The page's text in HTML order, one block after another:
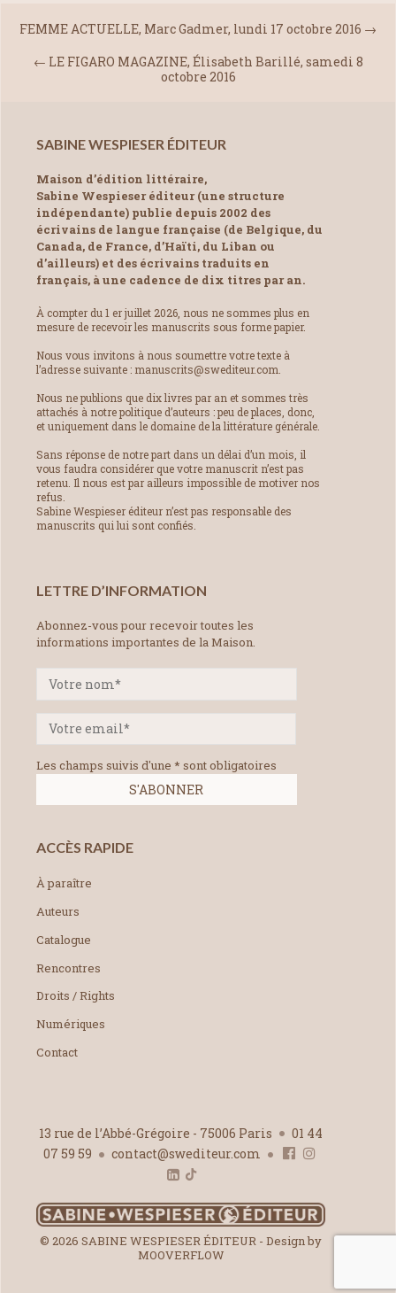
FEMME ACTUELLE, Marc Gadmer, lundi 17 octobre 2016 →
← LE FIGARO MAGAZINE, Élisabeth Barillé, samedi 8
octobre 2016
SABINE WESPIESER ÉDITEUR
Maison d’édition littéraire,
Sabine Wespieser éditeur (une structure
indépendante) publie depuis 2002 des
écrivains de langue française (de Belgique, du
Canada, de France, d’Haïti, du Liban ou
d’ailleurs) et des écrivains traduits en
français, à une cadence de dix titres par an.
À compter du 1 er juillet 2026, nous ne sommes plus en
mesure de recevoir les manuscrits sous forme papier.
Nous vous invitons à nous soumettre votre texte à
l’adresse suivante : manuscrits@swediteur.com.
Nous ne publions que dix livres par an et sommes très
attachés à notre politique d’auteurs : peu de places, donc,
et uniquement dans le domaine de la littérature générale.
Sans réponse de notre part dans un délai d’un mois, il
vous faudra considérer que votre manuscrit n’est pas
retenu. Il nous est par ailleurs impossible de motiver nos
refus.
Sabine Wespieser éditeur n’est pas responsable des
manuscrits qui lui sont confiés.
LETTRE D’INFORMATION
Abonnez-vous pour recevoir toutes les
informations importantes de la Maison.
Les champs suivis d'une * sont obligatoires
ACCÈS RAPIDE
À paraître
Auteurs
Catalogue
Rencontres
Droits / Rights
Numériques
Contact
13 rue de l’Abbé-Grégoire - 75006 Paris
01 44
07 59 59
contact@swediteur.com
© 2026 SABINE WESPIESER ÉDITEUR - Design by
MOOVERFLOW